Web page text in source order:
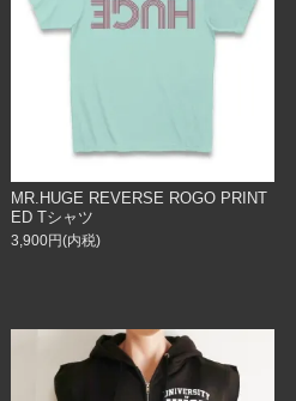
MR.HUGE REVERSE ROGO PRINT
ED Tシャツ
3,900円(内税)